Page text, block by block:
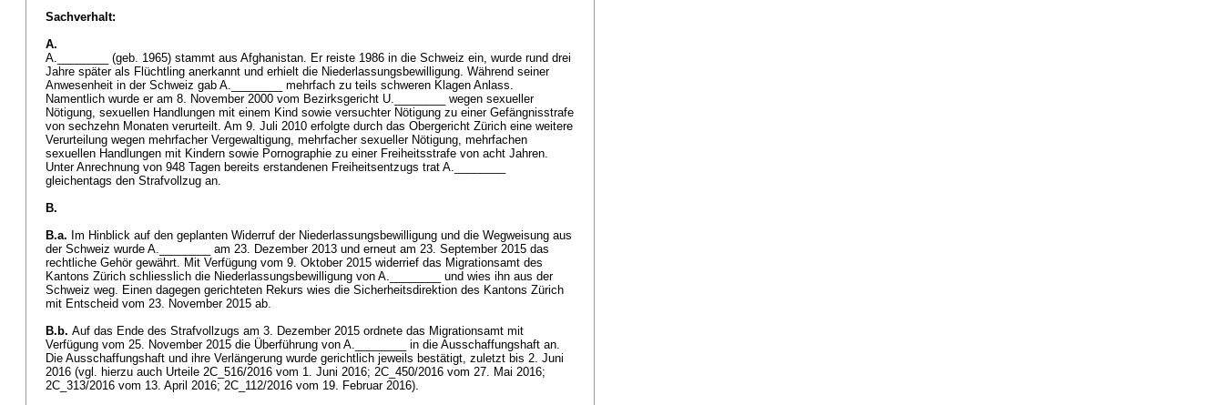
Sachverhalt:
A.
A.________ (geb. 1965) stammt aus Afghanistan. Er reiste 1986 in die Schweiz ein, wurde rund drei
Jahre später als Flüchtling anerkannt und erhielt die Niederlassungsbewilligung. Während seiner
Anwesenheit in der Schweiz gab A.________ mehrfach zu teils schweren Klagen Anlass.
Namentlich wurde er am 8. November 2000 vom Bezirksgericht U.________ wegen sexueller
Nötigung, sexuellen Handlungen mit einem Kind sowie versuchter Nötigung zu einer Gefängnisstrafe
von sechzehn Monaten verurteilt. Am 9. Juli 2010 erfolgte durch das Obergericht Zürich eine weitere
Verurteilung wegen mehrfacher Vergewaltigung, mehrfacher sexueller Nötigung, mehrfachen
sexuellen Handlungen mit Kindern sowie Pornographie zu einer Freiheitsstrafe von acht Jahren.
Unter Anrechnung von 948 Tagen bereits erstandenen Freiheitsentzugs trat A.________
gleichentags den Strafvollzug an.
B.
B.a. Im Hinblick auf den geplanten Widerruf der Niederlassungsbewilligung und die Wegweisung aus
der Schweiz wurde A.________ am 23. Dezember 2013 und erneut am 23. September 2015 das
rechtliche Gehör gewährt. Mit Verfügung vom 9. Oktober 2015 widerrief das Migrationsamt des
Kantons Zürich schliesslich die Niederlassungsbewilligung von A.________ und wies ihn aus der
Schweiz weg. Einen dagegen gerichteten Rekurs wies die Sicherheitsdirektion des Kantons Zürich
mit Entscheid vom 23. November 2015 ab.
B.b. Auf das Ende des Strafvollzugs am 3. Dezember 2015 ordnete das Migrationsamt mit
Verfügung vom 25. November 2015 die Überführung von A.________ in die Ausschaffungshaft an.
Die Ausschaffungshaft und ihre Verlängerung wurde gerichtlich jeweils bestätigt, zuletzt bis 2. Juni
2016 (vgl. hierzu auch Urteile 2C_516/2016 vom 1. Juni 2016; 2C_450/2016 vom 27. Mai 2016;
2C_313/2016 vom 13. April 2016; 2C_112/2016 vom 19. Februar 2016).